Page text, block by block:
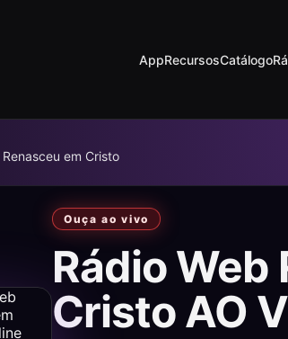
AppRecursosCatálogo
em Cristo
Ouça ao vivo
Rádio Web
Cristo AO